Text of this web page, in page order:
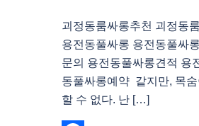
괴정동룸싸롱추천 괴정동
용전동풀싸롱 용전동풀싸
문의 용전동풀싸롱견적 용
동풀싸롱예약 같지만, 목
할 수 없다. 난 […]